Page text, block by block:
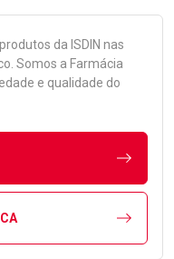
da ISDIN nas
Somos a Farmácia
e qualidade do